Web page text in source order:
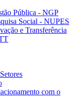
Pública - NGP
Social - NUPES
e Transferência
com o